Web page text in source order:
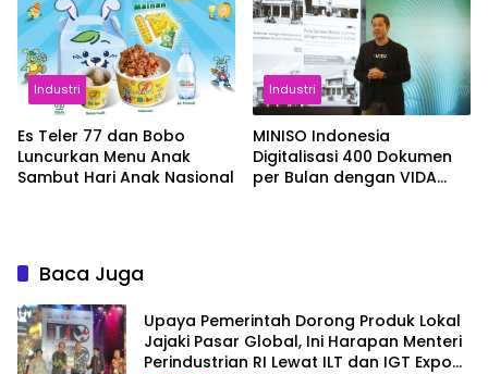
Industri
Es Teler 77 dan Bobo
Luncurkan Menu Anak
Sambut Hari Anak Nasional
Industri
MINISO Indonesia
Digitalisasi 400 Dokumen
per Bulan dengan VIDA
Baca Juga
Upaya Pemerintah Dorong Produk Lokal
Jajaki Pasar Global, Ini Harapan Menteri
Perindustrian RI Lewat ILT dan IGT Expo